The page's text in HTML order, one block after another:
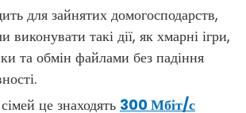
для зайнятих домогосподарств,
виконувати такі дії, як хмарні ігри,
та обмін файлами без падіння
це знаходять 300 Мбіт/с